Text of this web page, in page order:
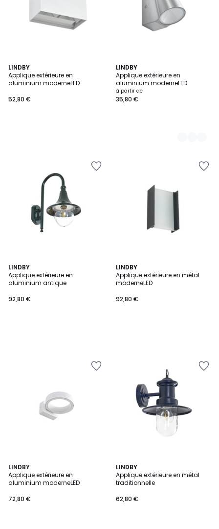
LINDBY
Applique extérieure en
aluminium moderneLED
52,80 €
LINDBY
Applique extérieure en
aluminium moderneLED
à partir de
35,80 €
2
Couleurs
LINDBY
Applique extérieure en
aluminium antique
92,80 €
LINDBY
Applique extérieure en métal
moderneLED
92,80 €
LINDBY
Applique extérieure en
aluminium moderneLED
72,80 €
LINDBY
Applique extérieure en métal
traditionnelle
62,80 €